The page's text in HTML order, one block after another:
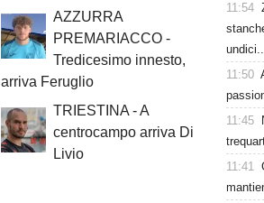
AZZURRA
PREMARIACCO -
Tredicesimo innesto,
arriva Feruglio
TRIESTINA - A
centrocampo arriva Di
Livio
11:54
11:50
11:45
11:41